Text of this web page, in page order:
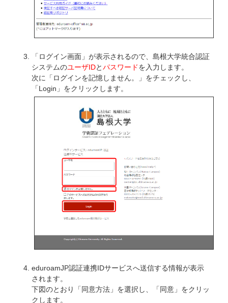
「ログイン画面」が表示されるので、島根大学統合認証
システムのユーザIDとパスワードを入力します。
次に「ログインを記憶しません。」をチェックし、
「Login」をクリックします。
eduroamJP認証連携IDサービスへ送信する情報が表示
されます。
下図のとおり「同意方法」を選択し、「同意」をクリッ
クします。